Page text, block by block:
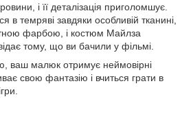
і її деталізація приголомшує.
в темряві завдяки особливій тканині,
фарбою, і костюм Майлза
тому, що ви бачили у фільмі.
ваш малюк отримує неймовірні
свою фантазію і вчиться грати в